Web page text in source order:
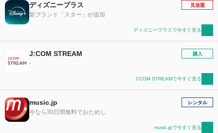
ディズニープラス
新ブランド「スター」が追加
見放題
ディズニープラスで今すぐ見る
J:COM STREAM
-
購入
J:COM STREAMで今すぐ見る
music.jp
今なら30日間無料でおためし
レンタル
music.jpで今すぐ見る